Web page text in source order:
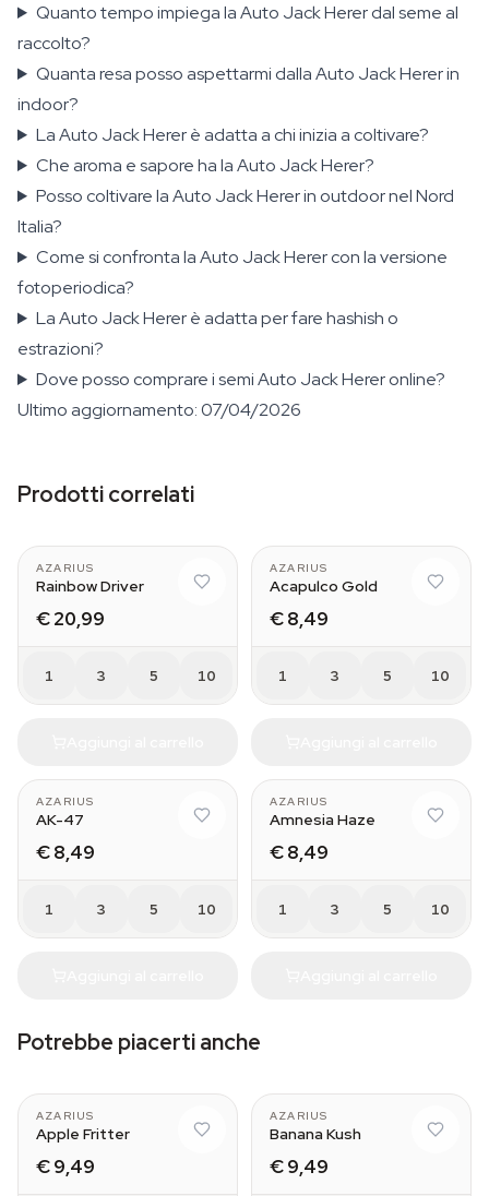
Quanto tempo impiega la Auto Jack Herer dal seme al
raccolto?
Quanta resa posso aspettarmi dalla Auto Jack Herer in
indoor?
La Auto Jack Herer è adatta a chi inizia a coltivare?
Che aroma e sapore ha la Auto Jack Herer?
Posso coltivare la Auto Jack Herer in outdoor nel Nord
Italia?
Come si confronta la Auto Jack Herer con la versione
fotoperiodica?
La Auto Jack Herer è adatta per fare hashish o
estrazioni?
Dove posso comprare i semi Auto Jack Herer online?
Ultimo aggiornamento: 07/04/2026
Prodotti correlati
AZARIUS
Rainbow Driver
€ 20,99
1 3 5 10
AZARIUS
Acapulco Gold
€ 8,49
1 3 5 10
AZARIUS
AK-47
€ 8,49
1 3 5 10
AZARIUS
Amnesia Haze
€ 8,49
1 3 5 10
Potrebbe piacerti anche
AZARIUS
Apple Fritter
€ 9,49
AZARIUS
Banana Kush
€ 9,49